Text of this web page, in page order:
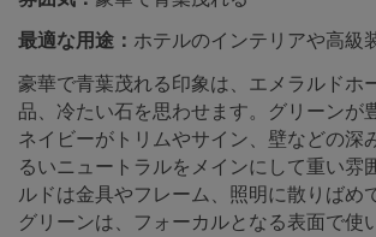
最適な用途： ホテルのインテリアや高級
豪華で青葉茂れる印象は、エメラルドホ
品、冷たい石を思わせます。グリーンが
ネイビーがトリムやサイン、壁などの深
るいニュートラルをメインにして重い雰
ルドは金具やフレーム、照明に散りばめ
グリーンは、フォーカルとなる表面で使